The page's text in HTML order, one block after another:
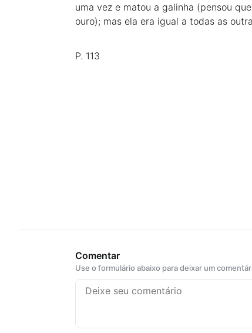
uma vez e matou a galinha (pensou
ouro); mas ela era igual a todas as
P. 113
Comentar
Use o formulário abaixo para deixar um